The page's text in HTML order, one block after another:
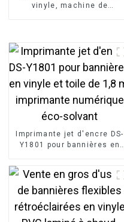
vinyle, machine de
Imprimante jet d'encre DS-
Y1801 pour bannières en
imprimante numérique éco-
solvant